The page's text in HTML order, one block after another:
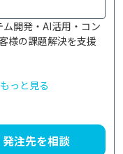
開発・AI活用・コン
様の課題解決を支援
もっと見る
発注先を相談